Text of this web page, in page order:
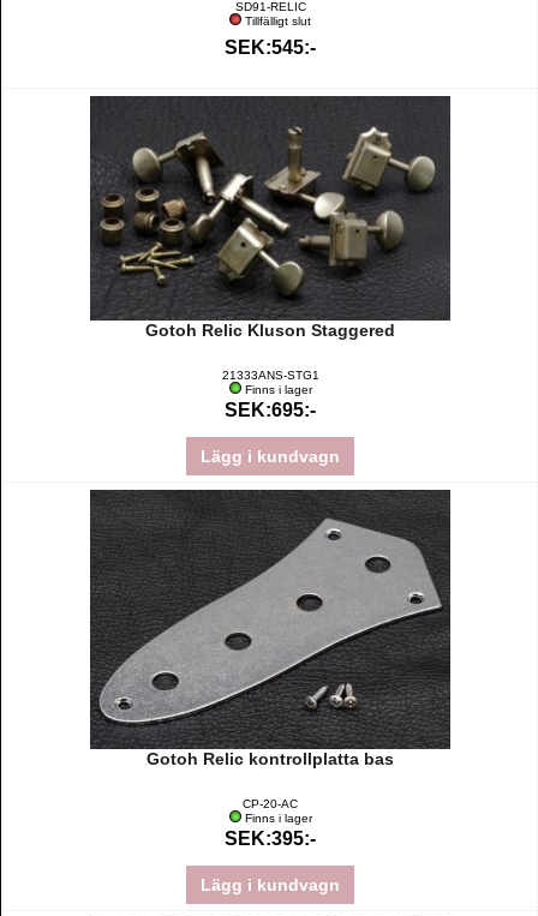
SD91-RELIC
Tillfälligt slut
SEK:545:-
Gotoh Relic Kluson Staggered
21333ANS-STG1
Finns i lager
SEK:695:-
Lägg i kundvagn
Gotoh Relic kontrollplatta bas
CP-20-AC
Finns i lager
SEK:395:-
Lägg i kundvagn